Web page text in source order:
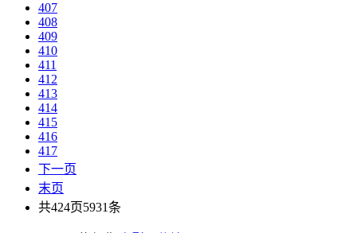
407
408
409
410
411
412
413
414
415
416
417
下一页
末页
共424页5931条